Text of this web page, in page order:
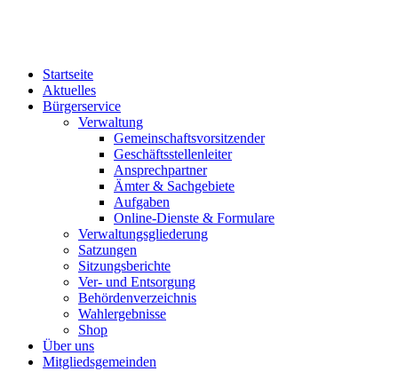
Startseite
Aktuelles
Bürgerservice
Verwaltung
Gemeinschaftsvorsitzender
Geschäftsstellenleiter
Ansprechpartner
Ämter & Sachgebiete
Aufgaben
Online-Dienste & Formulare
Verwaltungsgliederung
Satzungen
Sitzungsberichte
Ver- und Entsorgung
Behördenverzeichnis
Wahlergebnisse
Shop
Über uns
Mitgliedsgemeinden